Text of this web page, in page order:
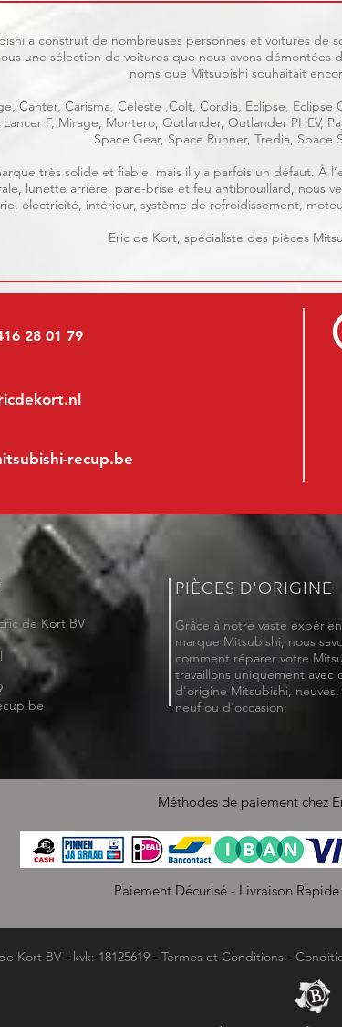
a construit de nombreuses personnes et voitures de
une sélection de voitures que nous avons
noms que Mitsubishi souhaitait
Canter, Carisma, Celeste ,Colt, Cordia, Eclipse, Eclipse
Lancer F, Mirage, Montero, Outlander, Outlander PHEV,
Space Gear, Space Runner, Tredia, Space
très solide et fiable, mais il y a parfois un défaut. À
lunette arrière, pare-brise et feu antibrouillard, nous
électricité, intérieur, système de refroidissement,
Eric de Kort, spécialiste des pièces
recup.be
28 01 79
de Kort BV
PIÈCES D'ORIGINE
Grâce à notre vaste
marque Mitsubishi, nous
comment réparer votre
travaillons uniquement avec
d'origine Mitsubishi, neuves,
neuf ou d'occasion.
Paiement Décurisé - Livraison
Méthodes de paiement chez
Kort BV - kvk: 18125619 - Termes et Conditions -